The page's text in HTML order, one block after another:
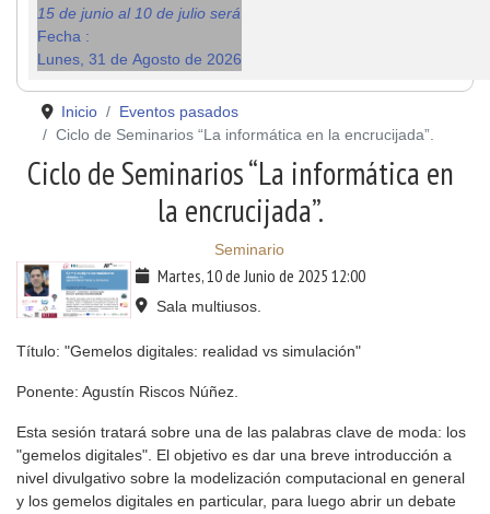
15 de junio al 10 de julio será
Fecha :
Lunes, 31 de Agosto de 2026
Inicio
Eventos pasados
Ciclo de Seminarios “La informática en la encrucijada”.
Ciclo de Seminarios “La informática en
la encrucijada”.
Seminario
Martes, 10 de Junio de 2025 12:00
Sala multiusos.
Título: "Gemelos digitales: realidad vs simulación"
Ponente: Agustín Riscos Núñez.
Esta sesión tratará sobre una de las palabras clave de moda: los
"gemelos digitales". El objetivo es dar una breve introducción a
nivel divulgativo sobre la modelización computacional en general
y los gemelos digitales en particular, para luego abrir un debate